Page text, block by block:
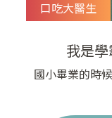
口吃大醫生
我是
國小畢業的時
師的話聽進去